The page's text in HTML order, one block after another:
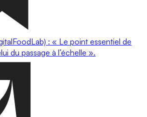
: « Le point essentiel de
du passage à l’échelle ».